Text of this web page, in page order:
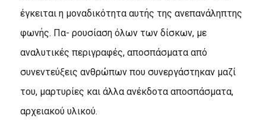
έγκειται η μοναδικότητα αυτής της ανεπανάληπτης
φωνής. Πα- ρουσίαση όλων των δίσκων, με
αναλυτικές περιγραφές, αποσπάσματα από
συνεντεύξεις ανθρώπων που συνεργάστηκαν μαζί
του, μαρτυρίες και άλλα ανέκδοτα αποσπάσματα,
αρχειακού υλικού.